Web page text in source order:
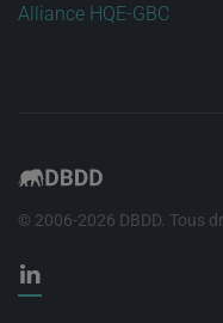
Alliance HQE-GBC
© 2006-2026 DBDD. Tous